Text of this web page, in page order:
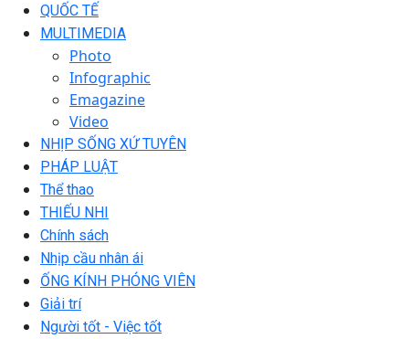
QUỐC TẾ
MULTIMEDIA
Photo
Infographic
Emagazine
Video
NHỊP SỐNG XỨ TUYÊN
PHÁP LUẬT
Thể thao
THIẾU NHI
Chính sách
Nhịp cầu nhân ái
ỐNG KÍNH PHÓNG VIÊN
Giải trí
Người tốt - Việc tốt